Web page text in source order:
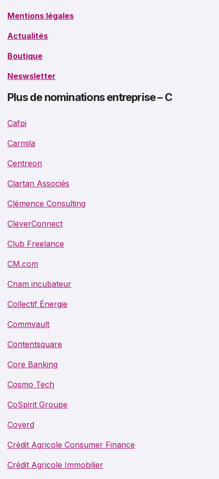
Mentions légales
Actualités
Boutique
Neswsletter
Plus de nominations entreprise – C
Cafpi
Carmila
Centreon
Clartan Associés
Clémence Consulting
CleverConnect
Club Freelance
CM.com
Cnam incubateur
Collectif Énergie
Commvault
Contentsquare
Core Banking
Cosmo Tech
CoSpirit Groupe
Coverd
Crédit Agricole Consumer Finance
Crédit Agricole Immobilier